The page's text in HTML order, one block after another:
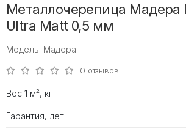
Металлочерепица Мадера
Ultra Matt 0,5 мм
Модель: Мадера
0 отзывов
Вес 1 м², кг
Гарантия, лет